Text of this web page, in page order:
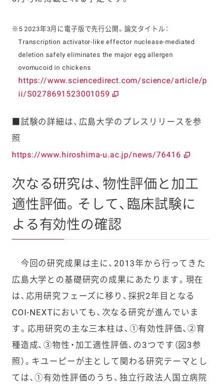
※5 2023年3月に電子版で先行公開。論文タイトル：
Transcription activator-like effector nuclease-mediated
deletion safely eliminates the major egg allergen
ovomucoid in chickens
https://www.sciencedirect.com/science/article/p
ii/S0278691523001059
■試験の詳細は、広島大学のプレスリリースを参
照
https://www.hiroshima-u.ac.jp/news/76416
次なる研究は、物性評価と加工
適性評価。そして、臨床試験に
よる有効性の確認
今回の研究成果は主に、2013年から行ってきた
広島大学との基礎研究の成果にあたります。現在
は、応用研究フェーズに移り、採択2年目となる
COI-NEXTにおいても、次なる研究が進んでいま
す。応用研究の主な三本柱は、①有効性評価、②育
種造成、③物性・加工適性評価、の3つです（図3参
照）。キユーピーが主として関わる研究テーマとし
ては、①有効性評価のうち、独立行政法人国立病院